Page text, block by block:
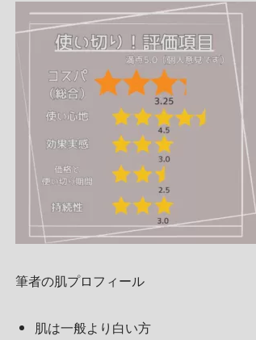
筆者の肌プロフィール
肌は一般より白い方